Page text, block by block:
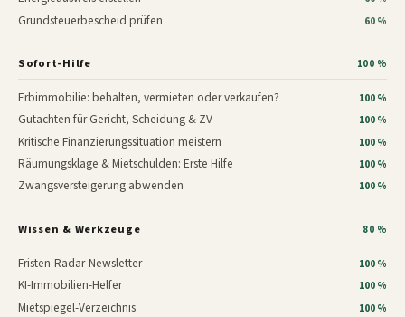
Grundsteuerbescheid prüfen 60 %
Sofort-Hilfe 100 %
Erbimmobilie: behalten, vermieten oder verkaufen? 100 %
Gutachten für Gericht, Scheidung & ZV 100 %
Kritische Finanzierungssituation meistern 100 %
Räumungsklage & Mietschulden: Erste Hilfe 100 %
Zwangsversteigerung abwenden 100 %
Wissen & Werkzeuge 80 %
Fristen-Radar-Newsletter 100 %
KI-Immobilien-Helfer 100 %
Mietspiegel-Verzeichnis 100 %